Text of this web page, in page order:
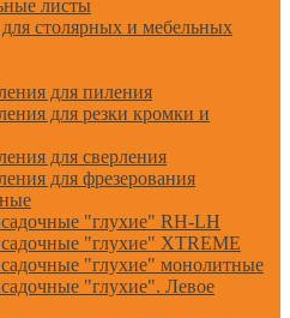
листы
столярных и мебельных
для пиления
для резки кромки и
для сверления
для фрезерования
"глухие" RH-LH
"глухие" XTREME
"глухие" монолитные
"глухие". Левое